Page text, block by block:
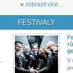
» zobrazit více...
FESTIVALY
V